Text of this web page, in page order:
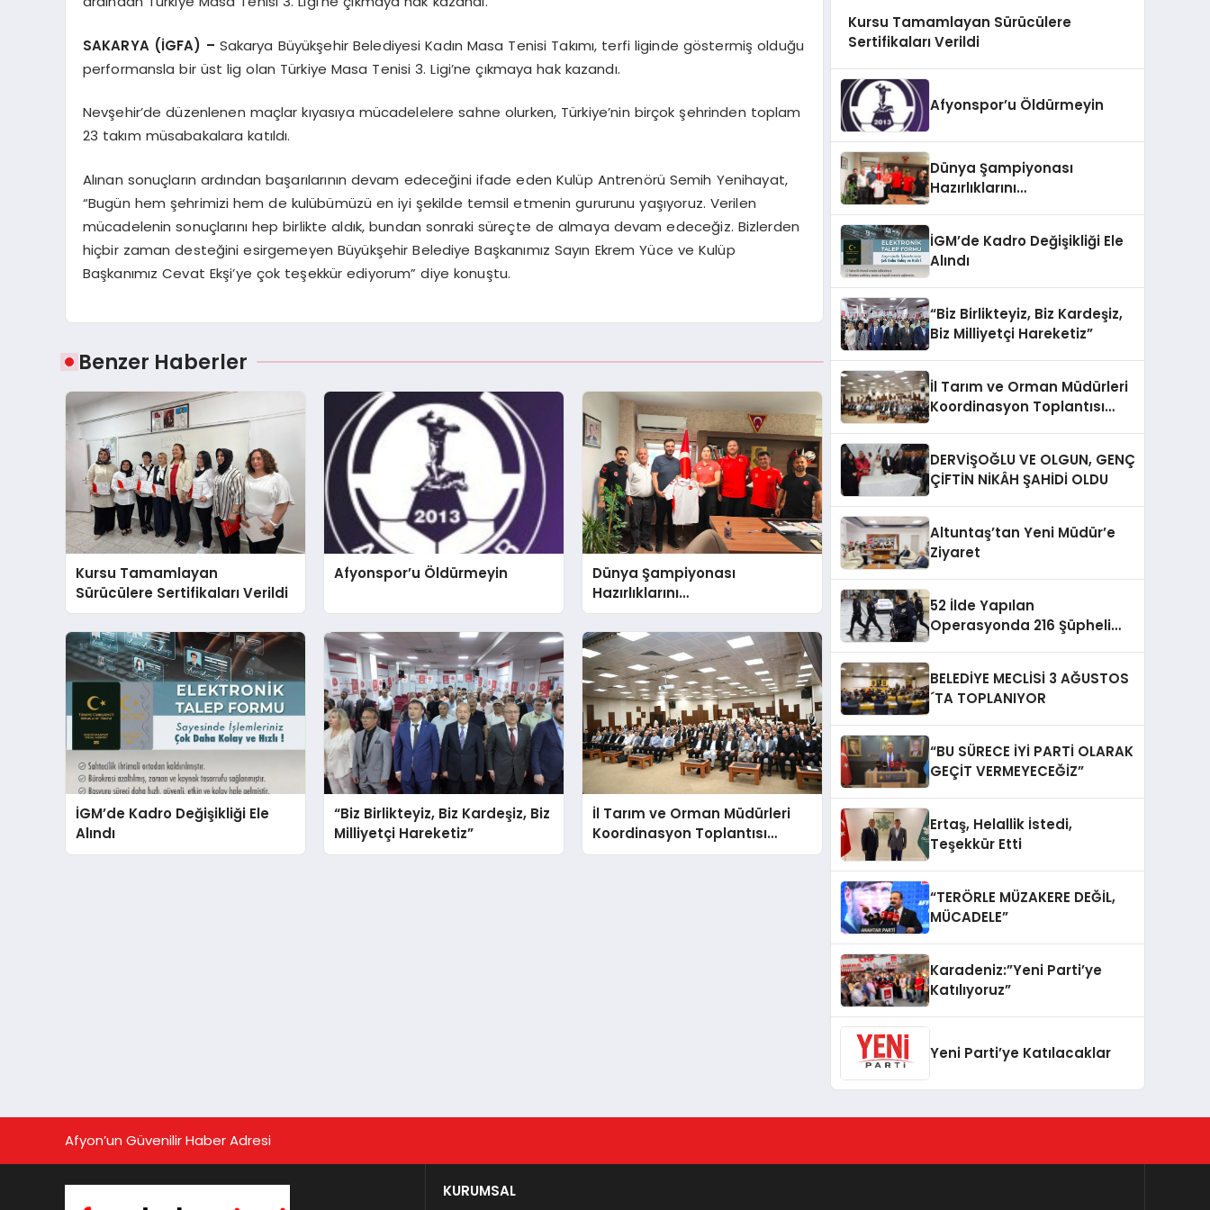
SAKARYA (İGFA) – Sakarya Büyükşehir Belediyesi Kadın Masa Tenisi Takımı, terfi liginde göstermiş olduğu
performansla bir üst lig olan Türkiye Masa Tenisi 3. Ligi’ne çıkmaya hak kazandı.
Nevşehir’de düzenlenen maçlar kıyasıya mücadelelere sahne olurken, Türkiye’nin birçok şehrinden toplam
23 takım müsabakalara katıldı.
Alınan sonuçların ardından başarılarının devam edeceğini ifade eden Kulüp Antrenörü Semih Yenihayat,
“Bugün hem şehrimizi hem de kulübümüzü en iyi şekilde temsil etmenin gururunu yaşıyoruz. Verilen
mücadelenin sonuçlarını hep birlikte aldık, bundan sonraki süreçte de almaya devam edeceğiz. Bizlerden
hiçbir zaman desteğini esirgemeyen Büyükşehir Belediye Başkanımız Sayın Ekrem Yüce ve Kulüp
Başkanımız Cevat Ekşi’ye çok teşekkür ediyorum” diye konuştu.
Benzer Haberler
Kursu Tamamlayan
Sürücülere Sertifikaları Verildi
Afyonspor’u Öldürmeyin
Dünya Şampiyonası
Hazırlıklarını
Afyonkarahisar’da
Sürdürüyorlar
İGM’de Kadro Değişikliği Ele
Alındı
“Biz Birlikteyiz, Biz Kardeşiz, Biz
Milliyetçi Hareketiz”
İl Tarım ve Orman Müdürleri
Koordinasyon Toplantısı
Düzenlendi
Kursu Tamamlayan Sürücülere
Sertifikaları Verildi
Afyonspor’u Öldürmeyin
Dünya Şampiyonası
Hazırlıklarını
İGM’de Kadro Değişikliği Ele
Alındı
“Biz Birlikteyiz, Biz Kardeşiz,
Biz Milliyetçi Hareketiz”
İl Tarım ve Orman Müdürleri
Koordinasyon Toplantısı
DERVİŞOĞLU VE OLGUN, GENÇ
ÇİFTİN NİKÂH ŞAHİDİ OLDU
Altuntaş’tan Yeni Müdür’e
Ziyaret
52 İlde Yapılan
Operasyonda 216 Şüpheli
BELEDİYE MECLİSİ 3 AĞUSTOS
´TA TOPLANIYOR
“BU SÜRECE İYİ PARTİ OLARAK
GEÇİT VERMEYECEĞİZ”
Ertaş, Helallik İstedi,
Teşekkür Etti
“TERÖRLE MÜZAKERE DEĞİL,
MÜCADELE”
Karadeniz:”Yeni Parti’ye
Katılıyoruz”
Yeni Parti’ye Katılacaklar
Afyon’un Güvenilir Haber Adresi
KURUMSAL